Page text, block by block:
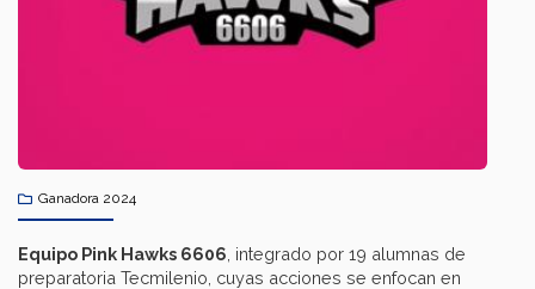
Ganadora 2024
Equipo Pink Hawks 6606 , integrado por 19 alumnas de
preparatoria Tecmilenio, cuyas acciones se enfocan en